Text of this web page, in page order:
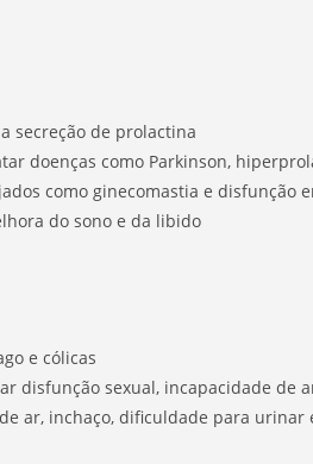
secreção de prolactina
doenças como Parkinson,
como ginecomastia e disfunção
do sono e da libido
e cólicas
disfunção sexual, incapacidade de
ar, inchaço, dificuldade para urinar